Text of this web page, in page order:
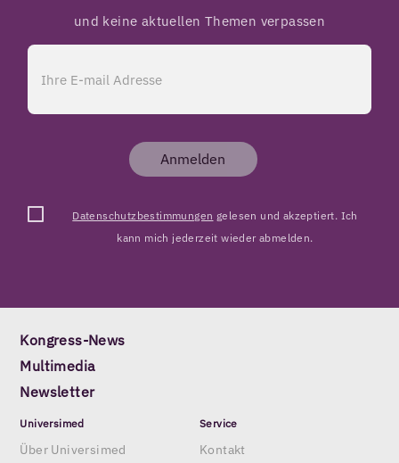
und keine aktuellen Themen verpassen
Anmelden
Datenschutzbestimmungen gelesen und akzeptiert. Ich
kann mich jederzeit wieder abmelden.
Kongress-News
Multimedia
Newsletter
Universimed
Über Universimed
Service
Kontakt